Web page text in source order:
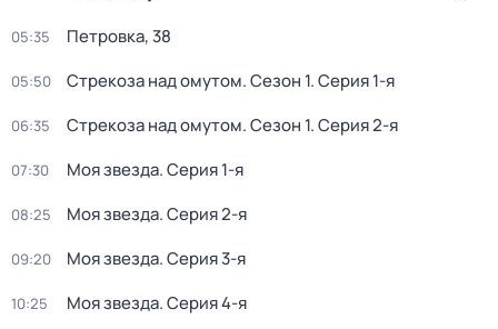
05:35 Петровка, 38
05:50 Стрекоза над омутом. Сезон 1. Серия 1-я
06:35 Стрекоза над омутом. Сезон 1. Серия 2-я
07:30 Моя звезда. Серия 1-я
08:25 Моя звезда. Серия 2-я
09:20 Моя звезда. Серия 3-я
10:25 Моя звезда. Серия 4-я